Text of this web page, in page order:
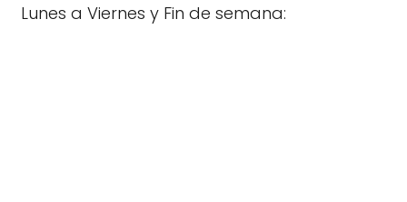
Lunes a Viernes y Fin de semana: